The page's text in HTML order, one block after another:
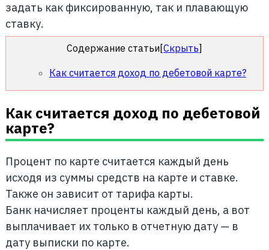
задать как фиксированную, так и плавающую
ставку.
Содержание статьи [Скрыть]
Как считается доход по дебетовой карте?
Как считается доход по дебетовой
карте?
Процент по карте считается каждый день
исходя из суммы средств на карте и ставке.
Также он зависит от тарифа карты.
Банк начисляет проценты каждый день, а вот
выплачивает их только в отчетную дату — в
дату выписки по карте.